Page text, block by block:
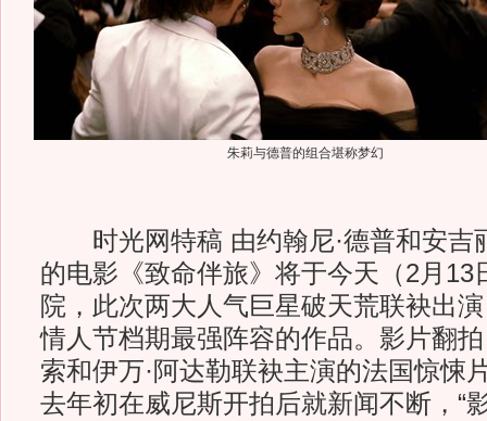
朱莉与德普的组合堪称梦幻
时光网特稿 由约翰尼·德普和安吉
的电影《致命伴旅》将于今天（2月13
院，此次两大人气巨星破天荒联袂出
情人节档期最强阵容的作品。影片翻
索和伊万·阿达勒联袂主演的法国惊悚
去年初在威尼斯开拍后就新闻不断，“